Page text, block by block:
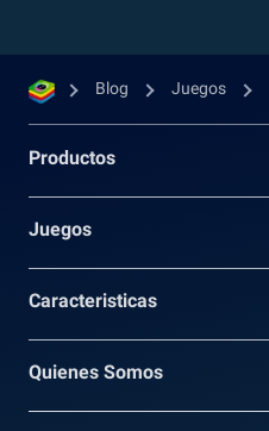
Blog Juegos
Productos
Juegos
Caracteristicas
Quienes Somos